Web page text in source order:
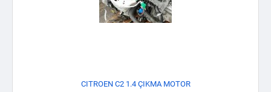
CITROEN C2 1.4 ÇIKMA MOTOR